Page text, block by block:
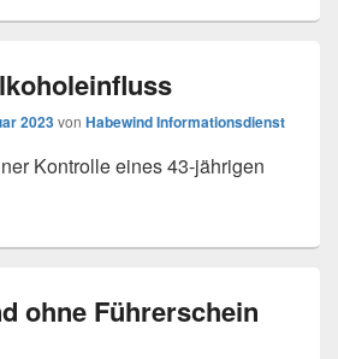
2023von Habewind Informationsdienst
Kontrolle eines 43-jährigen
ohne Führerschein